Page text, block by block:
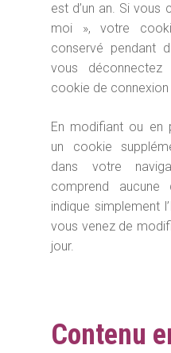
est d’un an. Si vous
moi », votre
conservé pendant
vous
cookie de
En modifiant ou en
un cookie
dans votre
comprend aucune
indique simplement
vous venez de
jour.
Contenu